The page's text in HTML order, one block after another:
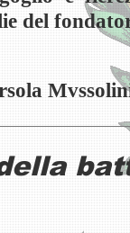
del